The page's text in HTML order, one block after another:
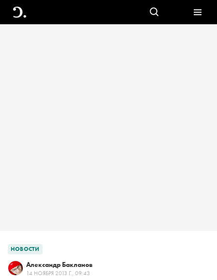
НОВОСТИ
Александр Бакланов
14 НОЯБРЯ 2013 Г., 09:43